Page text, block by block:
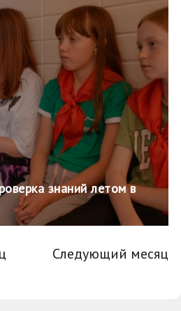
знаний летом в
Следующий месяц